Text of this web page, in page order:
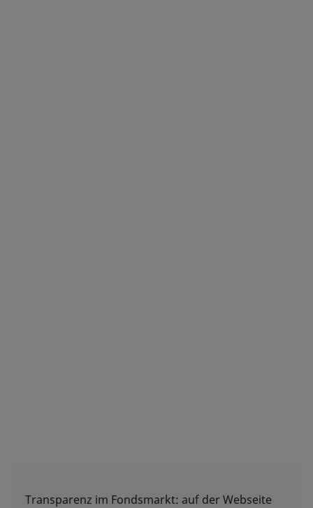
Transparenz im Fondsmarkt: auf der Webseite